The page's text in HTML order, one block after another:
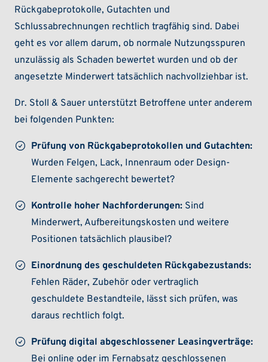
Rückgabeprotokolle, Gutachten und
Schlussabrechnungen rechtlich tragfähig sind. Dabei
geht es vor allem darum, ob normale Nutzungsspuren
unzulässig als Schaden bewertet wurden und ob der
angesetzte Minderwert tatsächlich nachvollziehbar ist.
Dr. Stoll & Sauer unterstützt Betroffene unter anderem
bei folgenden Punkten:
Prüfung von Rückgabeprotokollen und Gutachten:
Wurden Felgen, Lack, Innenraum oder Design-
Elemente sachgerecht bewertet?
Kontrolle hoher Nachforderungen: Sind
Minderwert, Aufbereitungskosten und weitere
Positionen tatsächlich plausibel?
Einordnung des geschuldeten Rückgabezustands:
Fehlen Räder, Zubehör oder vertraglich
geschuldete Bestandteile, lässt sich prüfen, was
daraus rechtlich folgt.
Prüfung digital abgeschlossener Leasingverträge:
Bei online oder im Fernabsatz geschlossenen